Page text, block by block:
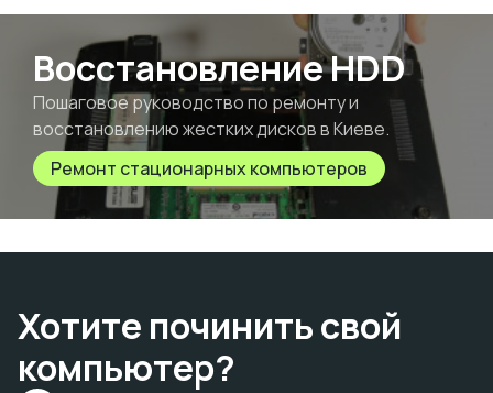
Восстановление HDD
Пошаговое руководство по ремонту и
восстановлению жестких дисков в Киеве.
Ремонт стационарных компьютеров
Хотите починить свой
компьютер?